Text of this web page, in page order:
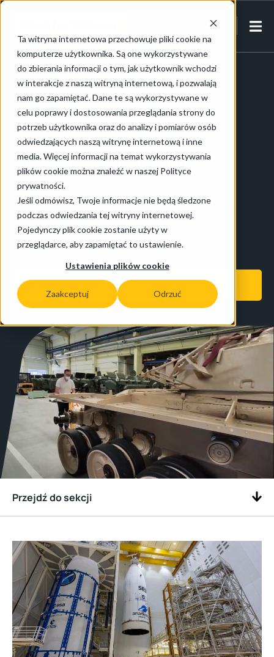
Ta witryna internetowa przechowuje pliki cookie na
komputerze użytkownika. Są one wykorzystywane
do zbierania informacji o tym, jak użytkownik wchodzi
w interakcje z naszą witryną internetową, i pozwalają
nam go zapamiętać. Dane te są wykorzystywane w
celu poprawy i dostosowania przeglądania strony do
potrzeb użytkownika oraz do analizy i pomiarów osób
odwiedzających naszą witrynę internetową i inne
media. Więcej informacji na temat wykorzystywania
plików cookie można znaleźć w naszej Polityce
prywatności.
Jeśli odmówisz, Twoje informacje nie będą śledzone
podczas odwiedzania tej witryny internetowej.
Pojedynczy plik cookie zostanie użyty w
przeglądarce, aby zapamiętać to ustawienie.
Ustawienia plików cookie
Zaakceptuj Odrzuć
PL-PL
Strona główna/ Przemysł lotniczy/ Przemysł zbrojeniowy
Przemysł zbrojeniowy
Bezpieczny transport materiałów w branży
zbrojeniowej
Producenci z branży zbrojeniowej polegają na
holownikach elektrycznychMasterMover
umożliwiają bezpieczne i kontrolowane
przemieszczanie cennych ładunków i sprzętu.
Wyślij zapytanie
Przejdź do sekcji